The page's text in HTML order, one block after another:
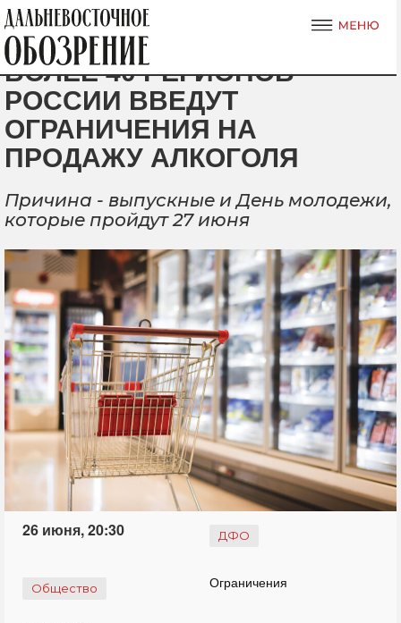
БОЛЕЕ 40 РЕГИОНОВ
РОССИИ ВВЕДУТ
ОГРАНИЧЕНИЯ НА
ПРОДАЖУ АЛКОГОЛЯ
Причина - выпускные и День молодежи,
которые пройдут 27 июня
26 июня, 20:30 ДФО
Общество Ограничения